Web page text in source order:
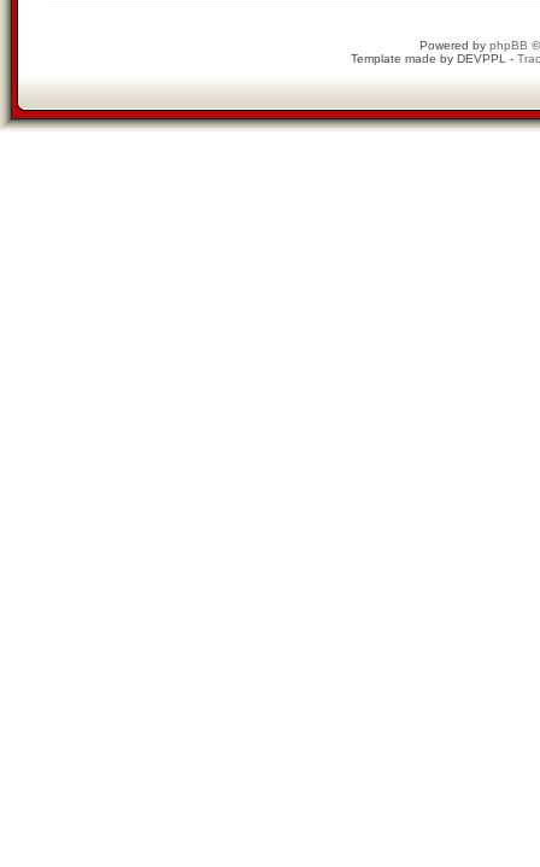
Powered by phpBB
Template made by DEVPPL -